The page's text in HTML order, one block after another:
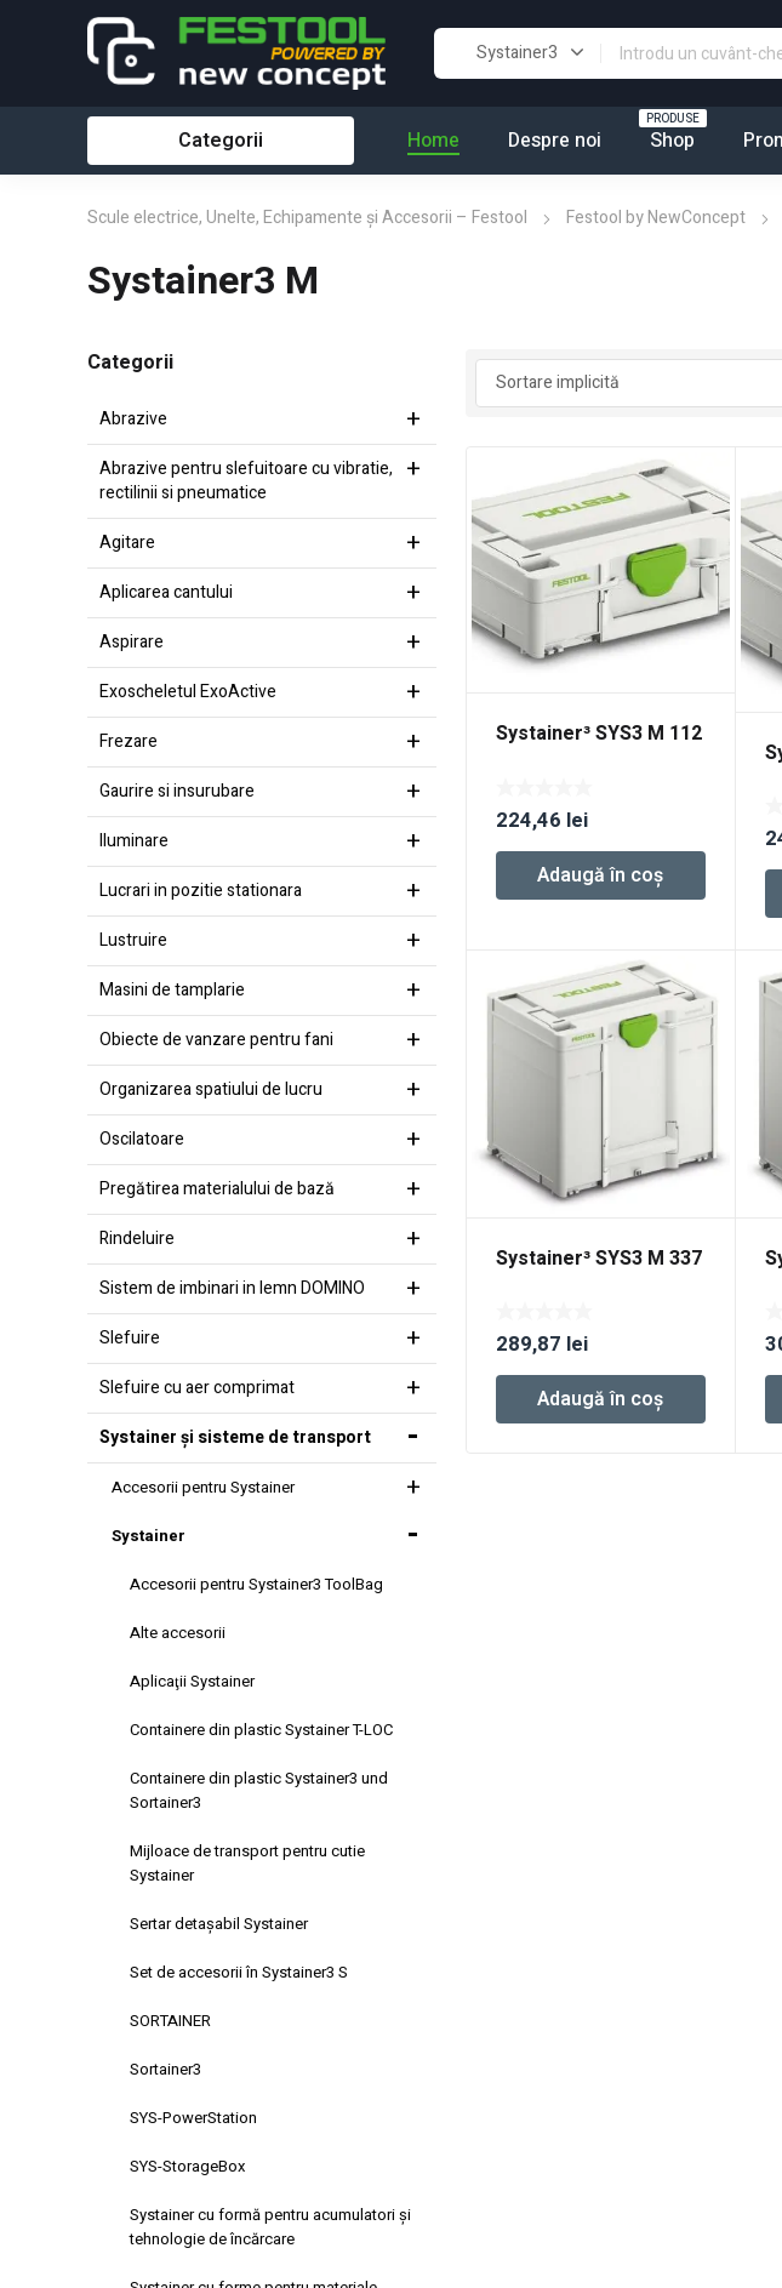
Categorii Home Despre noi Shop
PRODUSE
Scule electrice, Unelte, Echipamente și Accesorii – Festool Festool by NewConcept
Systainer3 M
Categorii
Abrazive
Abrazive pentru slefuitoare cu vibratie,
rectilinii si pneumatice
Agitare
Aplicarea cantului
Aspirare
Exoscheletul ExoActive
Frezare
Gaurire si insurubare
Iluminare
Lucrari in pozitie stationara
Lustruire
Masini de tamplarie
Obiecte de vanzare pentru fani
Organizarea spatiului de lucru
Oscilatoare
Pregătirea materialului de bază
Rindeluire
Sistem de imbinari in lemn DOMINO
Slefuire
Slefuire cu aer comprimat
Systainer şi sisteme de transport
Accesorii pentru Systainer
Systainer
Accesorii pentru Systainer3 ToolBag
Alte accesorii
Aplicaţii Systainer
Containere din plastic Systainer T-LOC
Containere din plastic Systainer3 und
Sortainer3
Mijloace de transport pentru cutie
Systainer
Sertar detaşabil Systainer
Set de accesorii în Systainer3 S
SORTAINER
Sortainer3
SYS-PowerStation
SYS-StorageBox
Systainer cu formă pentru acumulatori şi
tehnologie de încărcare
Systainer³ SYS3 M 112
224,46 lei
Adaugă în coș
Systainer³ SYS3 M 337
289,87 lei
Adaugă în coș